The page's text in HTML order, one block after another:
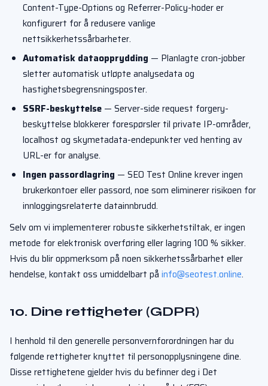
Content-Type-Options og Referrer-Policy-hoder er
konfigurert for å redusere vanlige
nettsikkerhetssårbarheter.
Automatisk dataopprydding — Planlagte cron-jobber
sletter automatisk utløpte analysedata og
hastighetsbegrensningsposter.
SSRF-beskyttelse — Server-side request forgery-
beskyttelse blokkerer forespørsler til private IP-områder,
localhost og skymetadata-endepunkter ved henting av
URL-er for analyse.
Ingen passordlagring — SEO Test Online krever ingen
brukerkontoer eller passord, noe som eliminerer risikoen for
innloggingsrelaterte datainnbrudd.
Selv om vi implementerer robuste sikkerhetstiltak, er ingen
metode for elektronisk overføring eller lagring 100 % sikker.
Hvis du blir oppmerksom på noen sikkerhetssårbarhet eller
hendelse, kontakt oss umiddelbart på info@seotest.online.
10. Dine rettigheter (GDPR)
I henhold til den generelle personvernforordningen har du
følgende rettigheter knyttet til personopplysningene dine.
Disse rettighetene gjelder hvis du befinner deg i Det